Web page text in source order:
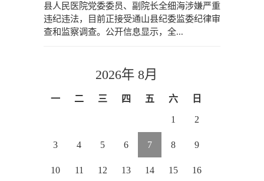
县人民医院党委委员、副院长全细海涉嫌严重
违纪违法，目前正接受通山县纪委监委纪律审
查和监察调查。公开信息显示，全...
2026年 8月
一 二 三 四 五 六 日
1 2
3 4 5 6 7 8 9
10 11 12 13 14 15 16